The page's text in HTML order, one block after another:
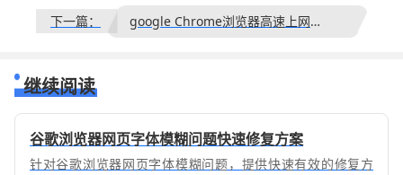
下一篇： google Chrome浏览器高速上网优化操作方法教程
继续阅读
谷歌浏览器网页字体模糊问题快速修复方案
针对谷歌浏览器网页字体模糊问题，提供快速有效的修复方